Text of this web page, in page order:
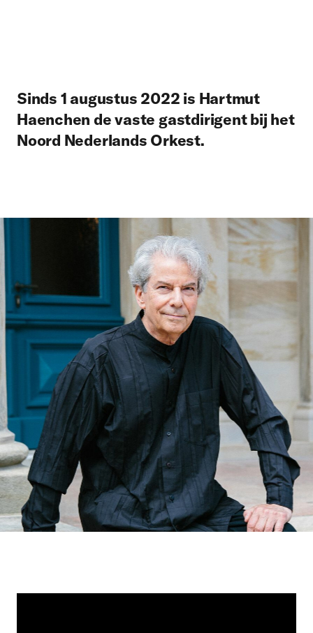
Sinds 1 augustus 2022 is Hartmut
Haenchen de vaste gastdirigent bij het
Noord Nederlands Orkest.